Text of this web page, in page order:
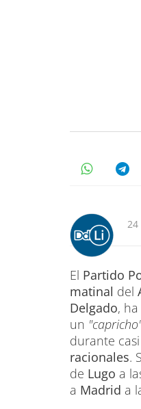
24
El Partido
matinal del
Delgado,
un
durante
racionales.
de Lugo a
a Madrid a